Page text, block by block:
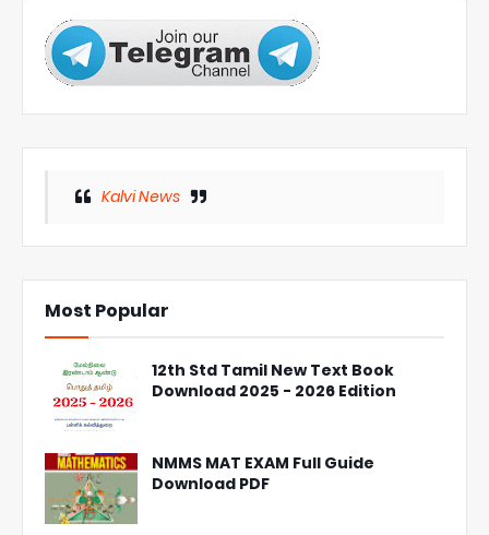
Kalvi News
Most Popular
12th Std Tamil New Text Book
Download 2025 - 2026 Edition
NMMS MAT EXAM Full Guide
Download PDF